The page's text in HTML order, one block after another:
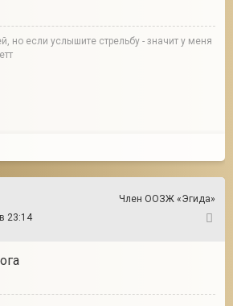
но если услышите стрельбу - значит у меня
Член ООЗЖ «Эгида»
23:14